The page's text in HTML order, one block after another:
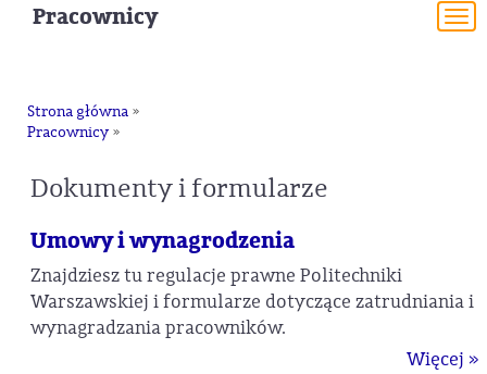
Pracownicy
Strona główna »
Pracownicy »
Dokumenty i formularze
Umowy i wynagrodzenia
Znajdziesz tu regulacje prawne Politechniki
Warszawskiej i formularze dotyczące zatrudniania i
wynagradzania pracowników.
Więcej »